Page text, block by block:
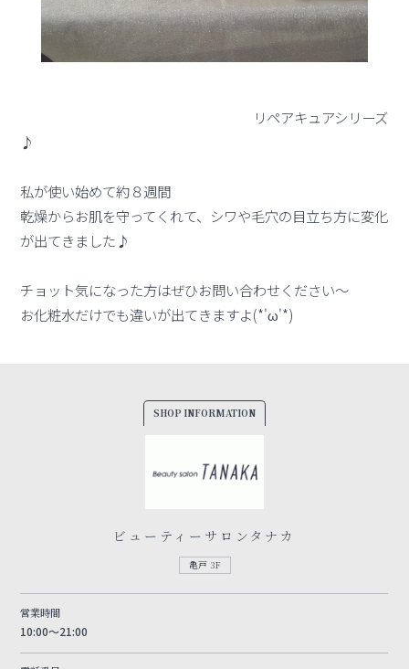
リペアキュアシリーズ
♪
私が使い始めて約８週間
乾燥からお肌を守ってくれて、シワや毛穴の目立ち方に変化
が出てきました♪
チョット気になった方はぜひお問い合わせください～
お化粧水だけでも違いが出てきますよ(*'ω'*)
SHOP INFORMATION
ビューティーサロンタナカ
亀戸 3F
営業時間
10:00～21:00